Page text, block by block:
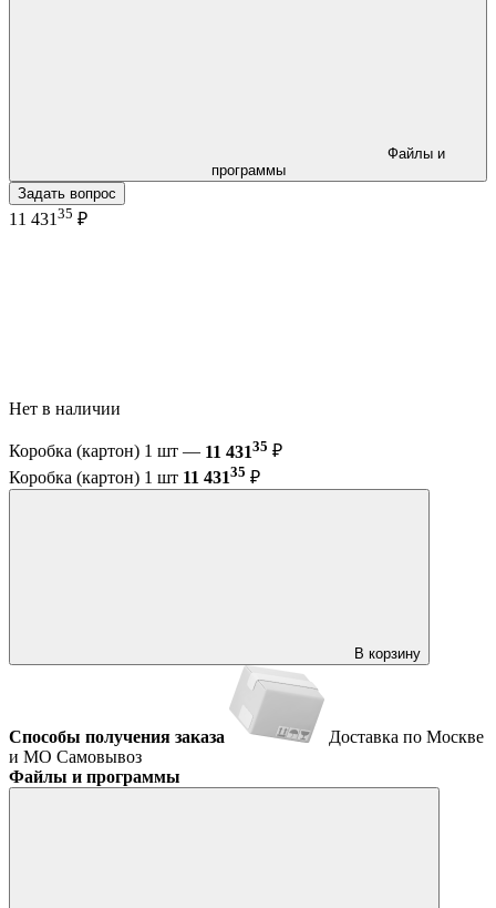
программы
Задать вопрос
11 431 35 ₽
Нет в наличии
Коробка (картон) 1 шт — 11 43135 ₽
Коробка (картон) 1 шт 11 43135 ₽
В корзину
Способы получения заказа
Доставка по Москве
и МО Самовывоз
Файлы и программы